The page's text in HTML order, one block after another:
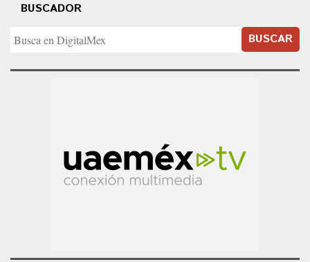
BUSCADOR
BUSCAR